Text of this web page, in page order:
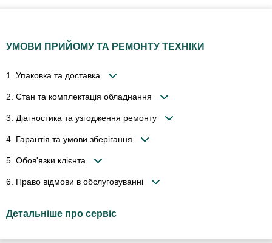
УМОВИ ПРИЙОМУ ТА РЕМОНТУ ТЕХНІКИ
1. Упаковка та доставка
2. Стан та комплектація обладнання
3. Діагностика та узгодження ремонту
4. Гарантія та умови зберігання
5. Обов'язки клієнта
6. Право відмови в обслуговуванні
Детальніше про сервіс